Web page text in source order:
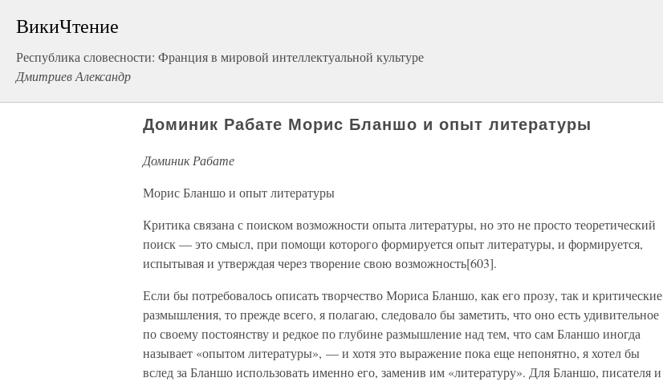
ВикиЧтение
Республика словесности: Франция в мировой интеллектуальной культуре
Дмитриев Александр
Доминик Рабате Морис Бланшо и опыт литературы
Доминик Рабате
Морис Бланшо и опыт литературы
Критика связана с поиском возможности опыта литературы, но это не просто теоретический
поиск — это смысл, при помощи которого формируется опыт литературы, и формируется,
испытывая и утверждая через творение свою возможность[603].
Если бы потребовалось описать творчество Мориса Бланшо, как его прозу, так и критические
размышления, то прежде всего, я полагаю, следовало бы заметить, что оно есть удивительное
по своему постоянству и редкое по глубине размышление над тем, что сам Бланшо иногда
называет «опытом литературы», — и хотя это выражение пока еще непонятно, я хотел бы
вслед за Бланшо использовать именно его, заменив им «литературу». Для Бланшо, писателя и